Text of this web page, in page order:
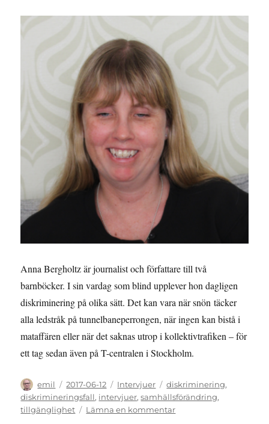
Anna Bergholtz är journalist och författare till två
barnböcker. I sin vardag som blind upplever hon dagligen
diskriminering på olika sätt. Det kan vara när snön täcker
alla ledstråk på tunnelbaneperrongen, när ingen kan bistå i
mataffären eller när det saknas utrop i kollektivtrafiken – för
ett tag sedan även på T-centralen i Stockholm.
Författare
emil
Publicerat
den
2017-06-12 Kategorier
Intervjuer Etiketter
diskriminering,
diskrimineringsfall, intervjuer,samhällsförändring,
tillgänglighet
Lämna en kommentartill